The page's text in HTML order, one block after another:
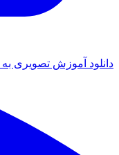
دانلود آموزش تصویری